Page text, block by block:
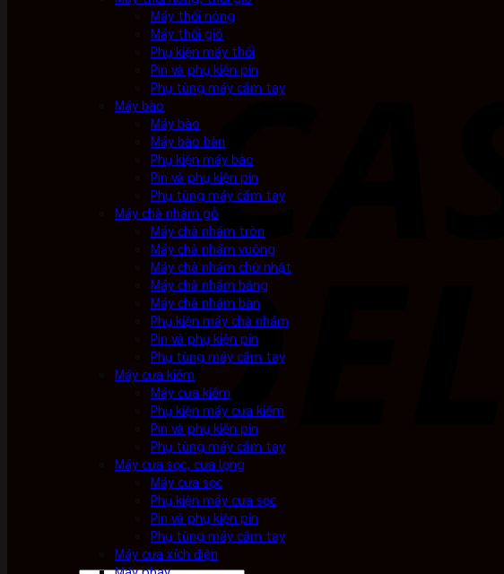
Máy thổi nóng
Máy thổi gió
Phụ kiện máy thổi
Pin và phụ kiện pin
Phụ tùng máy cầm tay
Máy bào
Máy bào
Máy bào bàn
Phụ kiện máy bào
Pin và phụ kiện pin
Phụ tùng máy cầm tay
Máy chà nhám gỗ
Máy chà nhám tròn
Máy chà nhám vuông
Máy chà nhám chữ nhật
Máy chà nhám băng
Máy chà nhám bàn
Phụ kiện máy chà nhám
Pin và phụ kiện pin
Phụ tùng máy cầm tay
Máy cưa kiếm
Máy cưa kiếm
Phụ kiện máy cưa kiếm
Pin và phụ kiện pin
Phụ tùng máy cầm tay
Máy cưa sọc, cưa lọng
Máy cưa sọc
Phụ kiện máy cưa sọc
Pin và phụ kiện pin
Phụ tùng máy cầm tay
Máy cưa xích điện